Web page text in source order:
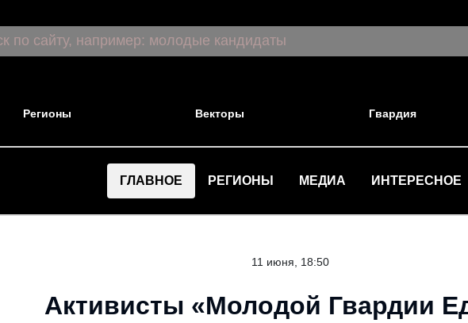
Регионы Векторы Гвардия
ГЛАВНОЕ РЕГИОНЫ МЕДИА ИНТЕРЕСНОЕ
11 июня, 18:50
Активисты «Молодой Гвардии